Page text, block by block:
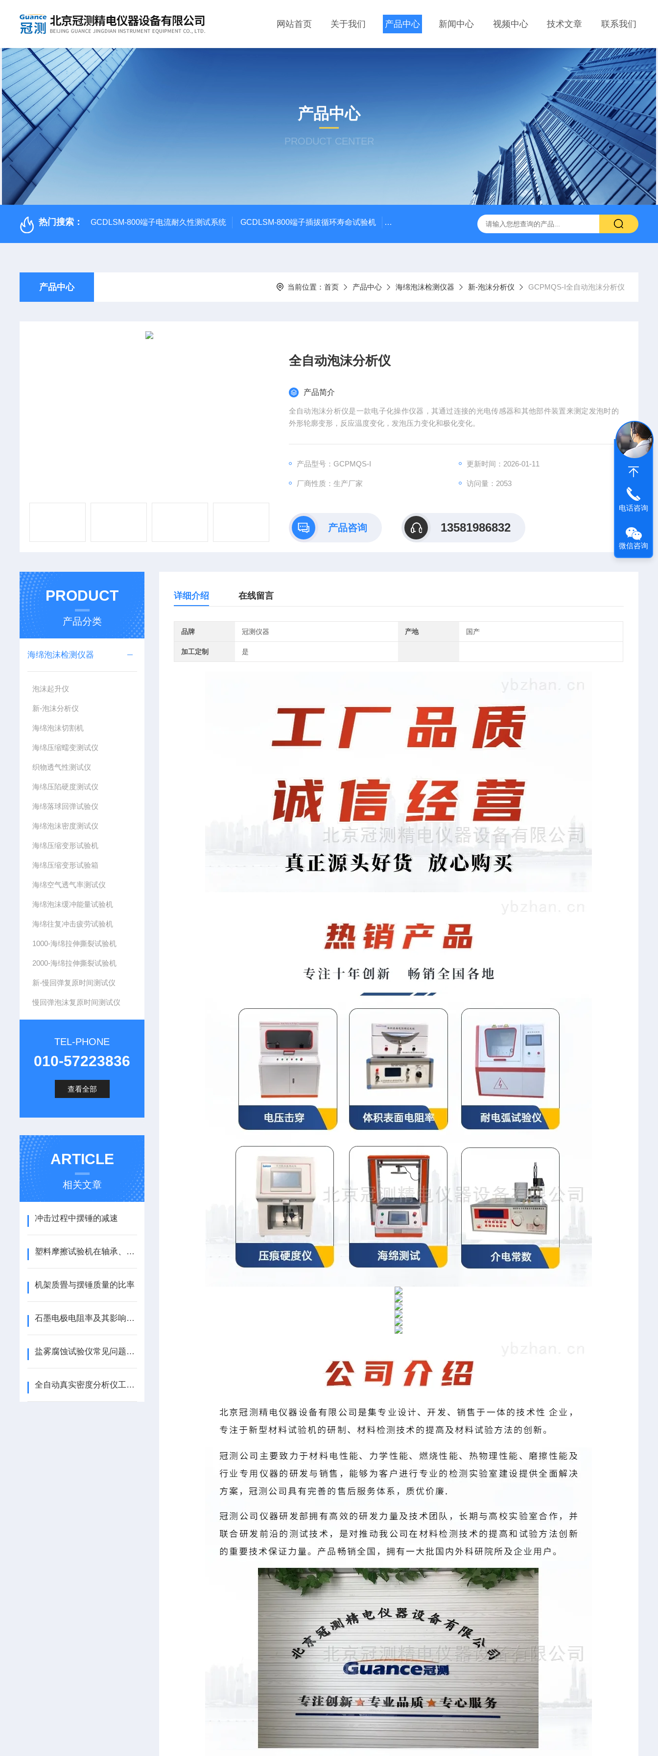
网站首页 关于我们 产品中心 新闻中心 视频中心 技术文章 联系我们
产品中心
PRODUCT CENTER
热门搜索： GCDLSM-800端子电流耐久性测试系统 GCDLSM-800端子插拔循环寿命试验机 GCDLSM-800端子高低温循环测试仪 GCDLSM-800端子电流循环寿命试
产品中心 当前位置： 首页 产品中心 海绵泡沫检测仪器 新-泡沫分析仪 GCPMQS-I全自动泡沫分析仪
全自动泡沫分析仪
产品简介
全自动泡沫分析仪是一款电子化操作仪器，其通过连接的光电传感器和其他部件装置来测定发泡时的
外形轮廓变形，反应温度变化，发泡压力变化和极化变化。
产品型号：GCPMQS-I 更新时间：2026-01-11
厂商性质：生产厂家 访问量：2053
产品咨询 13581986832
PRODUCT
产品分类
海绵泡沫检测仪器
泡沫起升仪
新-泡沫分析仪
海绵泡沫切割机
海绵压缩蠕变测试仪
织物透气性测试仪
海绵压陷硬度测试仪
海绵落球回弹试验仪
海绵泡沫密度测试仪
海绵压缩变形试验机
海绵压缩变形试验箱
海绵空气透气率测试仪
海绵泡沫缓冲能量试验机
海绵往复冲击疲劳试验机
1000-海绵拉伸撕裂试验机
2000-海绵拉伸撕裂试验机
新-慢回弹复原时间测试仪
慢回弹泡沫复原时间测试仪
TEL-PHONE
010-57223836
查看全部
ARTICLE
相关文章
冲击过程中摆锤的减速
塑料摩擦试验机在轴承、齿轮、导轨等零件设计中的应用
机架质畳与摆锤质量的比率
石墨电极电阻率及其影响因素
盐雾腐蚀试验仪常见问题及解决办法
全自动真实密度分析仪工作原理
详细介绍 在线留言
品牌 冠测仪器 产地 国产
加工定制 是
电话咨询
微信咨询